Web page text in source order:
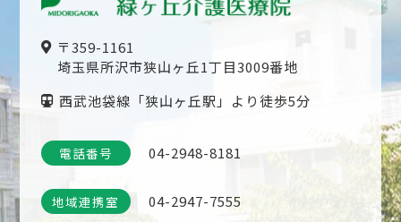
〒359-1161
埼玉県所沢市狭山ヶ丘1丁目3009番地
西武池袋線「狭山ヶ丘駅」より徒歩5分
電話番号 04-2948-8181
地域連携室 04-2947-7555